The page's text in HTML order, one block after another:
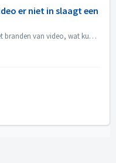
er niet in slaagt een
Als u een fout tegenkomt tijdens het branden van video, wat kunt u dan doen? Ga naar C:\Users[huidige gebruiker]\AppData\Roaming\Nero[huidige Nero versie]\...